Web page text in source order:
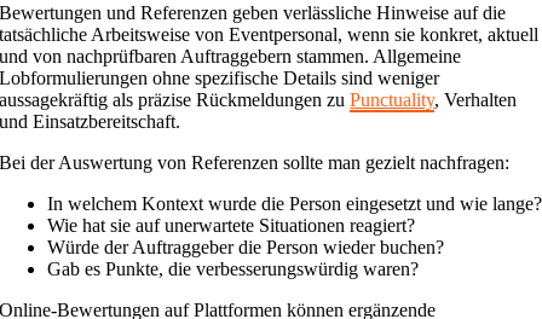
Bewertungen und Referenzen geben verlässliche Hinweise auf die
tatsächliche Arbeitsweise von Eventpersonal, wenn sie konkret, aktuell
und von nachprüfbaren Auftraggebern stammen. Allgemeine
Lobformulierungen ohne spezifische Details sind weniger
aussagekräftig als präzise Rückmeldungen zuPunctuality, Verhalten
und Einsatzbereitschaft.
Bei der Auswertung von Referenzen sollte man gezielt nachfragen:
In welchem Kontext wurde die Person eingesetzt und wie lange?
Wie hat sie auf unerwartete Situationen reagiert?
Würde der Auftraggeber die Person wieder buchen?
Gab es Punkte, die verbesserungswürdig waren?
Online-Bewertungen auf Plattformen können ergänzende